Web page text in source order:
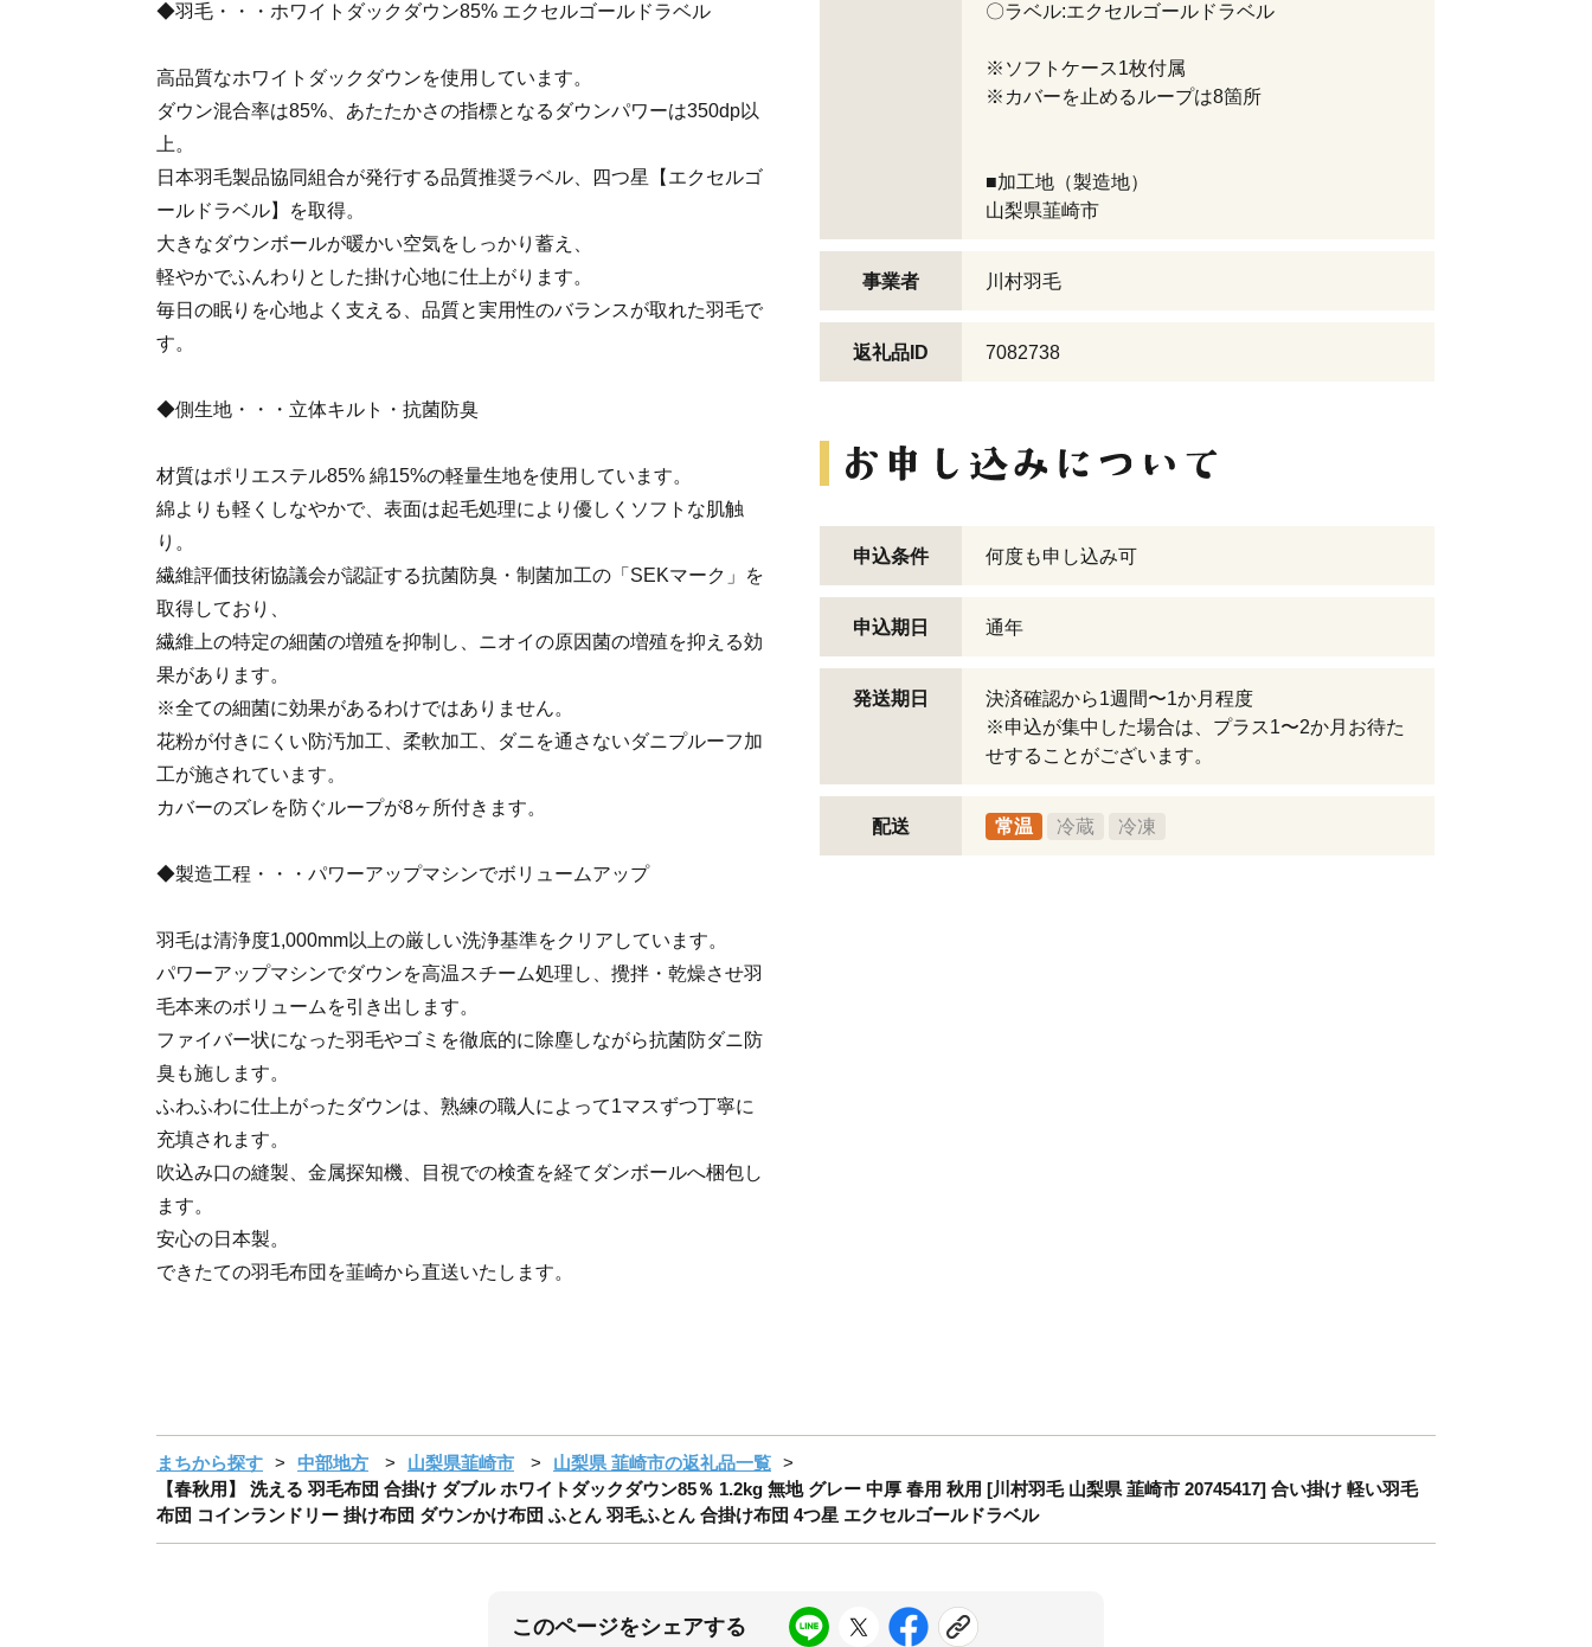
◆羽毛・・・ホワイトダックダウン85% エクセルゴールドラベル
高品質なホワイトダックダウンを使用しています。
ダウン混合率は85%、あたたかさの指標となるダウンパワーは350dp以
上。
日本羽毛製品協同組合が発行する品質推奨ラベル、四つ星【エクセルゴ
ールドラベル】を取得。
大きなダウンボールが暖かい空気をしっかり蓄え、
軽やかでふんわりとした掛け心地に仕上がります。
毎日の眠りを心地よく支える、品質と実用性のバランスが取れた羽毛で
す。
◆側生地・・・立体キルト・抗菌防臭
材質はポリエステル85% 綿15%の軽量生地を使用しています。
綿よりも軽くしなやかで、表面は起毛処理により優しくソフトな肌触
り。
繊維評価技術協議会が認証する抗菌防臭・制菌加工の「SEKマーク」を
取得しており、
繊維上の特定の細菌の増殖を抑制し、ニオイの原因菌の増殖を抑える効
果があります。
※全ての細菌に効果があるわけではありません。
花粉が付きにくい防汚加工、柔軟加工、ダニを通さないダニプルーフ加
工が施されています。
カバーのズレを防ぐループが8ヶ所付きます。
◆製造工程・・・パワーアップマシンでボリュームアップ
羽毛は清浄度1,000mm以上の厳しい洗浄基準をクリアしています。
パワーアップマシンでダウンを高温スチーム処理し、攪拌・乾燥させ羽
毛本来のボリュームを引き出します。
ファイバー状になった羽毛やゴミを徹底的に除塵しながら抗菌防ダニ防
臭も施します。
ふわふわに仕上がったダウンは、熟練の職人によって1マスずつ丁寧に
充填されます。
吹込み口の縫製、金属探知機、目視での検査を経てダンボールへ梱包し
ます。
安心の日本製。
できたての羽毛布団を韮崎から直送いたします。
〇ラベル:エクセルゴールドラベル
※ソフトケース1枚付属
※カバーを止めるループは8箇所
■加工地（製造地）
山梨県韮崎市
事業者 川村羽毛
返礼品ID 7082738
申込条件 何度も申し込み可
申込期日 通年
発送期日
決済確認から1週間〜1か月程度
※申込が集中した場合は、プラス1〜2か月お待た
せすることがございます。
配送 常温 冷蔵 冷凍
まちから探す 中部地方 山梨県韮崎市
山梨県 韮崎市の返礼品一覧
【春秋用】 洗える 羽毛布団 合掛け ダブル ホワイトダックダウン85％ 1.2kg 無地 グレー 中厚 春用 秋用 [川村羽毛 山梨県 韮崎市 20745417] 合い掛け 軽い羽毛
布団 コインランドリー 掛け布団 ダウンかけ布団 ふとん 羽毛ふとん 合掛け布団 4つ星 エクセルゴールドラベル
このページをシェアする